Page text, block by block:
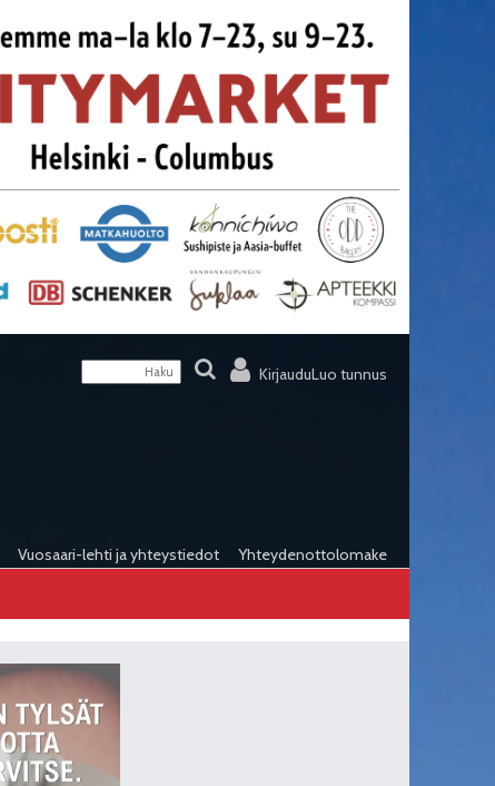
KirjauduLuo tunnus
Vuosaari-lehti ja yhteystiedot Yhteydenottolomake